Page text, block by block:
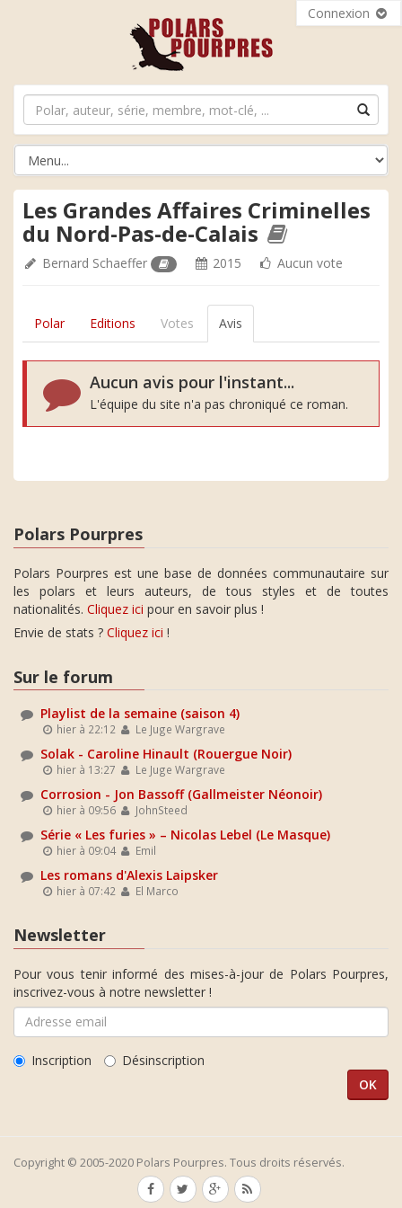
Connexion
Les Grandes Affaires Criminelles
du Nord-Pas-de-Calais
Bernard Schaeffer 2015 Aucun vote
Polar Editions Votes Avis
Aucun avis pour l'instant...
L'équipe du site n'a pas chroniqué ce roman.
Polars Pourpres
Polars Pourpres est une base de données communautaire sur
les polars et leurs auteurs, de tous styles et de toutes
nationalités. Cliquez ici pour en savoir plus !
Envie de stats ? Cliquez ici !
Sur le forum
Playlist de la semaine (saison 4)
hier à 22:12 Le Juge Wargrave
Solak - Caroline Hinault (Rouergue Noir)
hier à 13:27 Le Juge Wargrave
Corrosion - Jon Bassoff (Gallmeister Néonoir)
hier à 09:56 JohnSteed
Série « Les furies » – Nicolas Lebel (Le Masque)
hier à 09:04 Emil
Les romans d'Alexis Laipsker
hier à 07:42 El Marco
Newsletter
Pour vous tenir informé des mises-à-jour de Polars Pourpres,
inscrivez-vous à notre newsletter !
Inscription Désinscription
Copyright © 2005-2020 Polars Pourpres. Tous droits réservés.